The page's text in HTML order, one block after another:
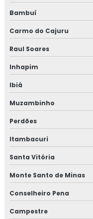
Bambuí
Carmo do Cajuru
Raul Soares
Inhapim
Ibiá
Muzambinho
Perdões
Itambacuri
Santa Vitória
Monte Santo de Minas
Conselheiro Pena
Campestre